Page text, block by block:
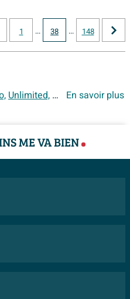
1 ... 38 ... 148
Unlimited, Unit,Urban, Spirit,
En savoir plus
ME VA BIEN